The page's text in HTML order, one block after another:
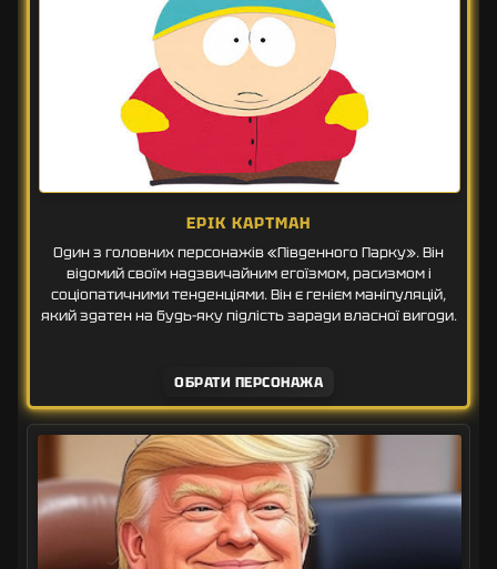
ЕРІК КАРТМАН
Один з головних персонажів «Південного Парку». Він
відомий своїм надзвичайним егоїзмом, расизмом і
соціопатичними тенденціями. Він є генієм маніпуляцій,
який здатен на будь-яку підлість заради власної вигоди.
ОБРАТИ ПЕРСОНАЖА